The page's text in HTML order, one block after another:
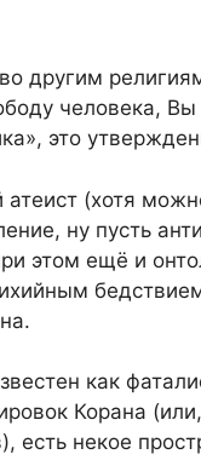
другим
человека, Вы
это
(хотя
ну пусть
этом ещё и
как
Корана
есть некое